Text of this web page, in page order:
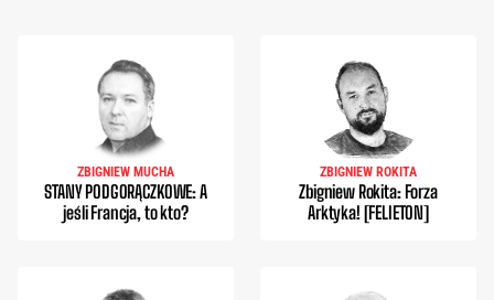
ZBIGNIEW MUCHA
STANY PODGORĄCZKOWE: A
jeśli Francja, to kto?
ZBIGNIEW ROKITA
Zbigniew Rokita: Forza
Arktyka! [FELIETON]